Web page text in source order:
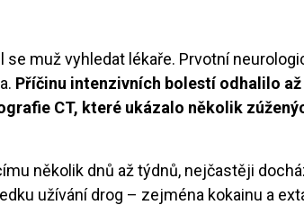
muž vyhledat lékaře. Prvotní
Příčinu intenzivních bolestí odhalilo až
CT, které ukázalo několik
několik dnů až týdnů, nejčastěji
užívání drog – zejména kokainu a